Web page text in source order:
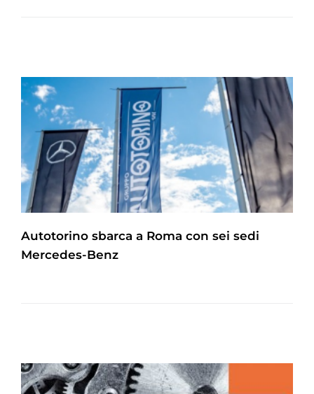
Autotorino sbarca a Roma con sei sedi
Mercedes-Benz